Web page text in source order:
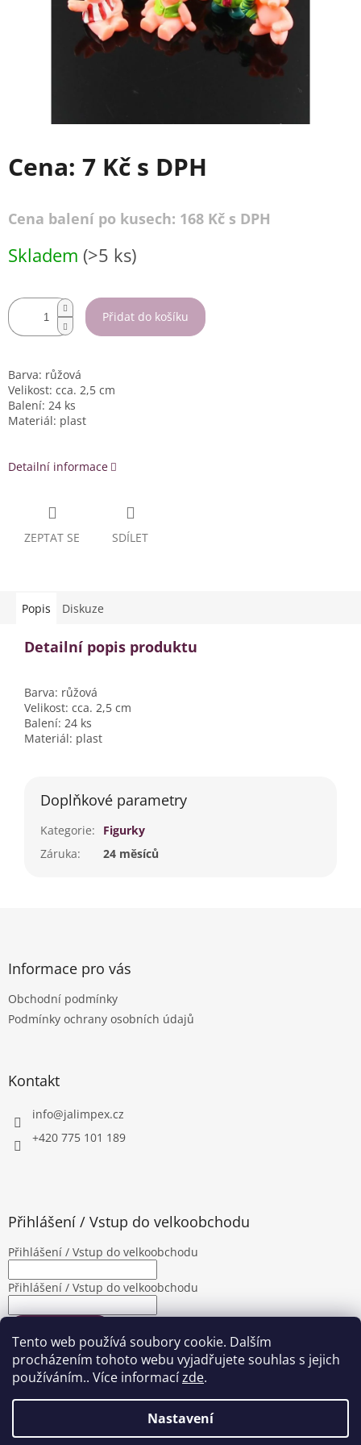
Tento web používá soubory cookie. Dalším
procházením tohoto webu vyjadřujete souhlas s jejich
používáním.. Více informacízde.
Nastavení
Cena: 7 Kč s DPH
Cena balení po kusech: 168 Kč s DPH
cena:
Skladem (>5 ks)
Přidat do košíku
Barva: růžová
Velikost: cca. 2,5 cm
Balení: 24 ks
Materiál: plast
Detailní informace
ZEPTAT SE SDÍLET
Popis Diskuze
Detailní popis produktu
Barva: růžová
Velikost: cca. 2,5 cm
Balení: 24 ks
Materiál: plast
Doplňkové parametry
Kategorie:
Figurky
Záruka: 24 měsíců
Informace pro vás
Obchodní podmínky
Podmínky ochrany osobních údajů
Kontakt
info@jalimpex.cz
+420 775 101 189
Přihlášení / Vstup do velkoobchodu
Přihlášení / Vstup do velkoobchodu
Přihlášení / Vstup do velkoobchodu
Nová registrace Zapomenuté heslo
Vytvořil Shoptet|Upravila Shopea.cz